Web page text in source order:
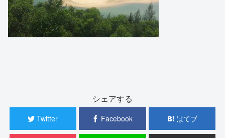
シェアする
Twitter Facebook はてブ